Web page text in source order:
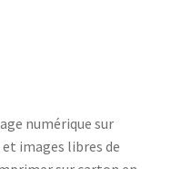
numérique sur
images libres de